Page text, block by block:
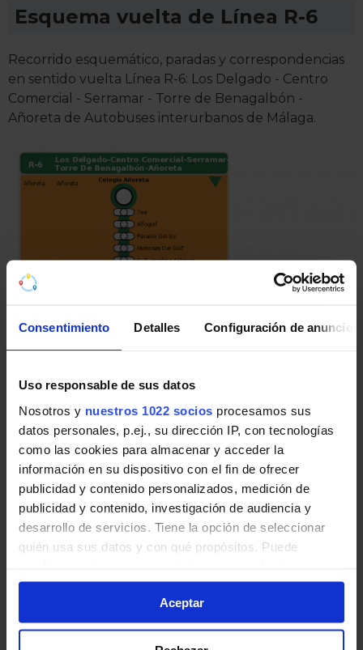
Consentimiento Detalles Configuración de anuncios
Uso responsable de sus datos
Nosotros y nuestros 1022 socios procesamos sus
datos personales, p.ej., su dirección IP, con tecnologías
como las cookies para almacenar y acceder la
información en su dispositivo con el fin de ofrecer
publicidad y contenido personalizados, medición de
publicidad y contenido, investigación de audiencia y
desarrollo de servicios. Tiene la opción de seleccionar
quién usa sus datos y con qué propósitos. Puede
momento desde la Declaración de cookies o clicando en
el Menú de consentimiento.
Si lo permite, también quisiéramos:
Aceptar
Esquema vuelta de Línea R-6
Recorrido esquemático, paradas y correspondencias
en sentido vuelta Línea R-6: Los Delgado - Centro
Comercial - Serramar - Torre de Benagalbón -
Añoreta de Autobuses interurbanos de Málaga.
Pincha en la imagen para ampliarla a pantalla completa.
Información de línea
Horario de Línea R-6
Horarios de salida desde las cabeceras de línea:
C.C.Rincón de la Victoria - Añoreta
C.C.Rincón de la Victoria